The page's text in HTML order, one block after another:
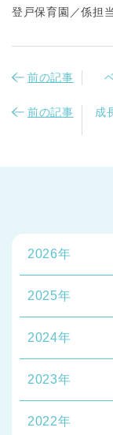
登戸保育園／係担当
前の記事
前の記事
成
2026年
2025年
2024年
2023年
2022年